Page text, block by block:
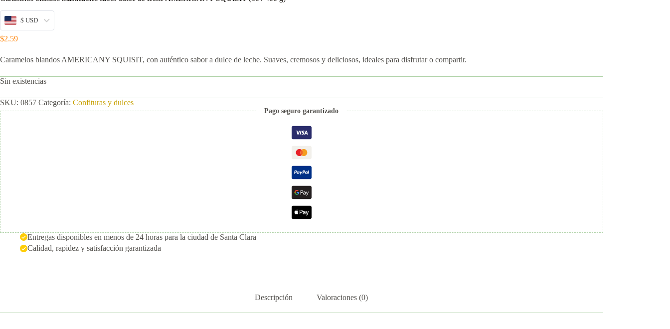
$ USD
$2.59
Caramelos blandos AMERICANY SQUISIT, con auténtico sabor a dulce de leche. Suaves, cremosos y deliciosos, ideales para disfrutar o compartir.
Sin existencias
SKU: 0857 Categoría: Confituras y dulces
Pago seguro garantizado
Entregas disponibles en menos de 24 horas para la ciudad de Santa Clara
Calidad, rapidez y satisfacción garantizada
Descripción Valoraciones (0)